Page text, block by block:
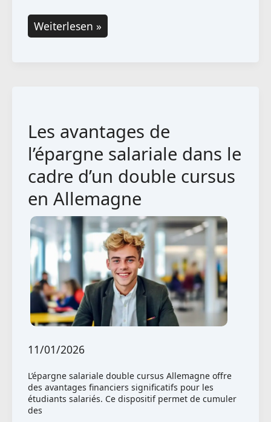
Comment
carrière
:
exploiter
le
potentiel
Allemagne
Weiterlesen »
Les avantages de
l’épargne salariale dans le
cadre d’un double cursus
en Allemagne
11/01/2026
L’épargne salariale double cursus Allemagne offre
des avantages financiers significatifs pour les
étudiants salariés. Ce dispositif permet de cumuler
des